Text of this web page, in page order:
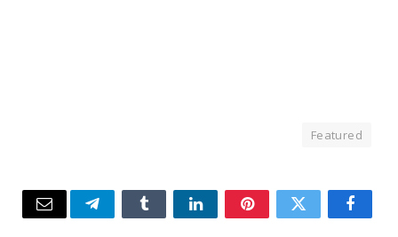
Featured
Facebook
Twitter
Pinterest
LinkedIn
Tumblr
Telegram
Email